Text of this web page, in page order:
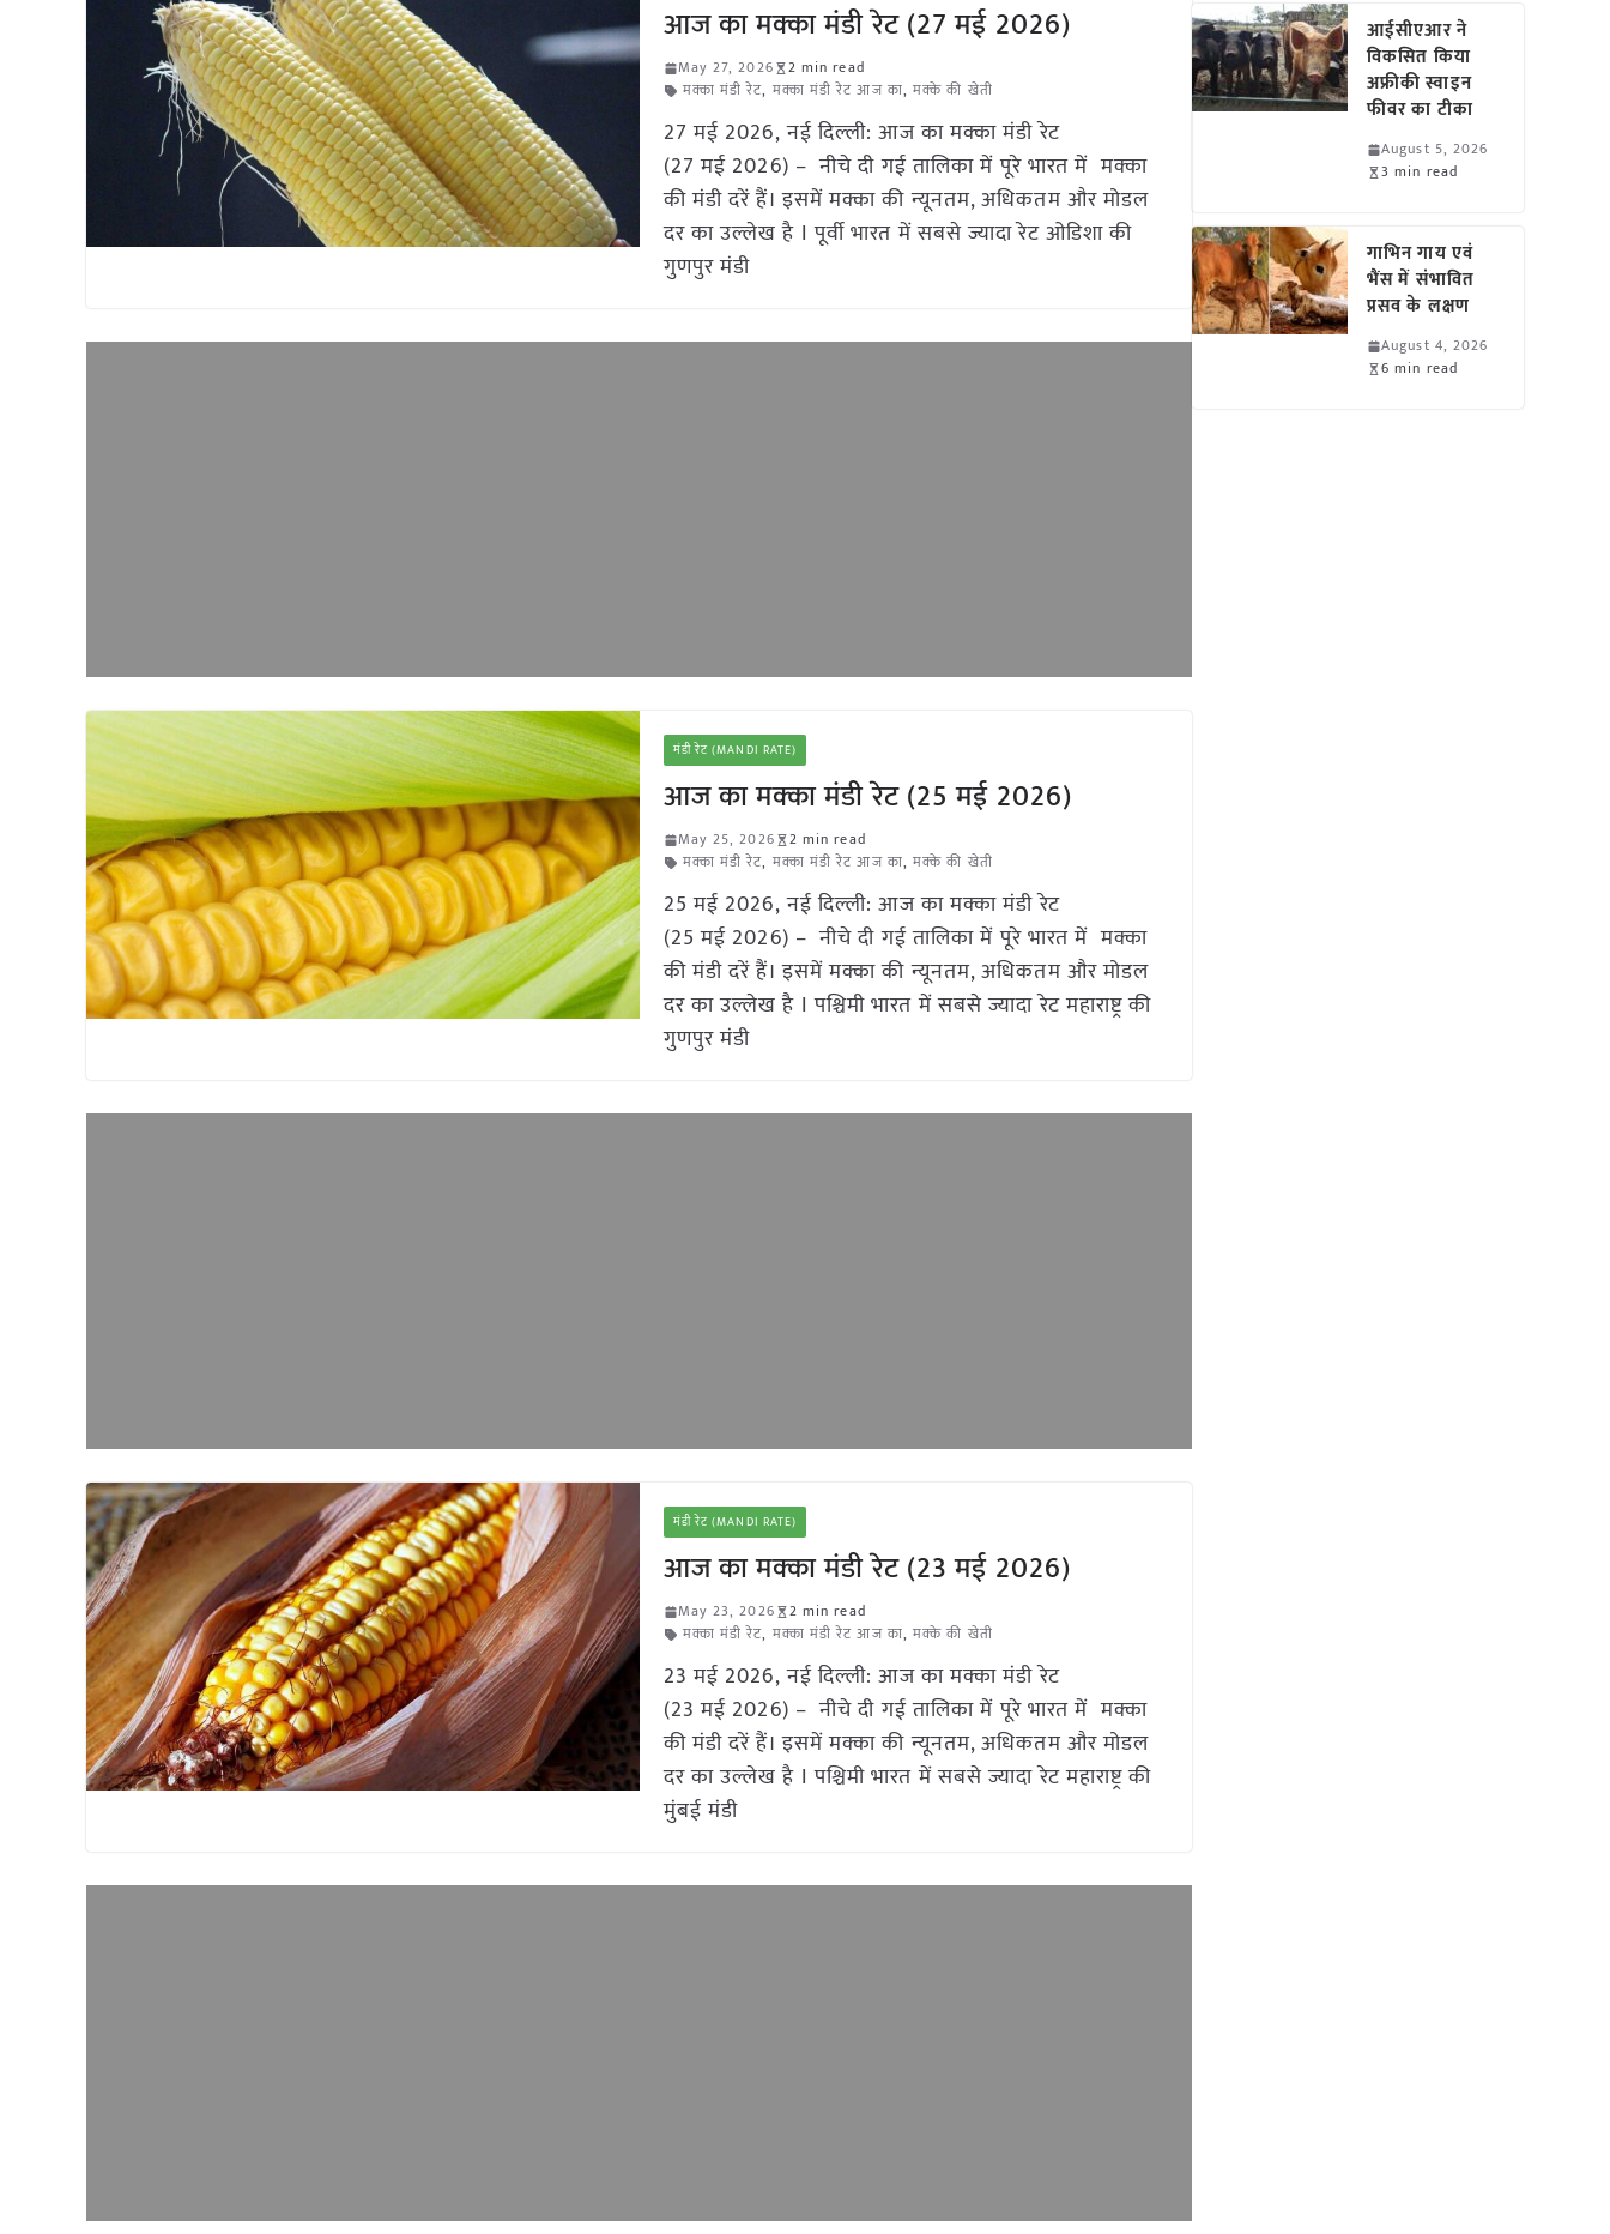
आज का मक्का मंडी रेट (27 मई 2026)
May 27, 2026
2 min read
मक्का मंडी रेट, मक्का मंडी रेट आज का,मक्के की खेती
27 मई 2026, नई दिल्ली: आज का मक्का मंडी रेट
(27 मई 2026) – नीचे दी गई तालिका में पूरे भारत में मक्का
की मंडी दरें हैं। इसमें मक्का की न्यूनतम, अधिकतम और मोडल
दर का उल्लेख है I पूर्वी भारत में सबसे ज्यादा रेट ओडिशा की
गुणपुर मंडी
मंडी रेट (MANDI RATE)
आज का मक्का मंडी रेट (25 मई 2026)
May 25, 2026
2 min read
मक्का मंडी रेट, मक्का मंडी रेट आज का,मक्के की खेती
25 मई 2026, नई दिल्ली: आज का मक्का मंडी रेट
(25 मई 2026) – नीचे दी गई तालिका में पूरे भारत में मक्का
की मंडी दरें हैं। इसमें मक्का की न्यूनतम, अधिकतम और मोडल
दर का उल्लेख है I पश्चिमी भारत में सबसे ज्यादा रेट महाराष्ट्र की
गुणपुर मंडी
मंडी रेट (MANDI RATE)
आज का मक्का मंडी रेट (23 मई 2026)
May 23, 2026
2 min read
मक्का मंडी रेट, मक्का मंडी रेट आज का,मक्के की खेती
23 मई 2026, नई दिल्ली: आज का मक्का मंडी रेट
(23 मई 2026) – नीचे दी गई तालिका में पूरे भारत में मक्का
की मंडी दरें हैं। इसमें मक्का की न्यूनतम, अधिकतम और मोडल
दर का उल्लेख है I पश्चिमी भारत में सबसे ज्यादा रेट महाराष्ट्र की
मुंबई मंडी
आईसीएआर ने
विकसित किया
अफ्रीकी स्वाइन
फीवर का टीका
August 5, 2026
3 min read
गाभिन गाय एवं
भैंस में संभावित
प्रसव के लक्षण
August 4, 2026
6 min read